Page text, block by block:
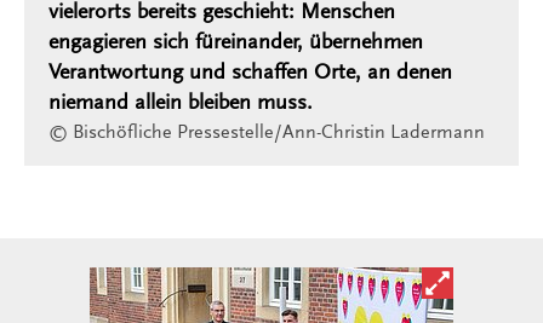
vielerorts bereits geschieht: Menschen
engagieren sich füreinander, übernehmen
Verantwortung und schaffen Orte, an denen
niemand allein bleiben muss.
© Bischöfliche Pressestelle/Ann-Christin Ladermann
Bild in